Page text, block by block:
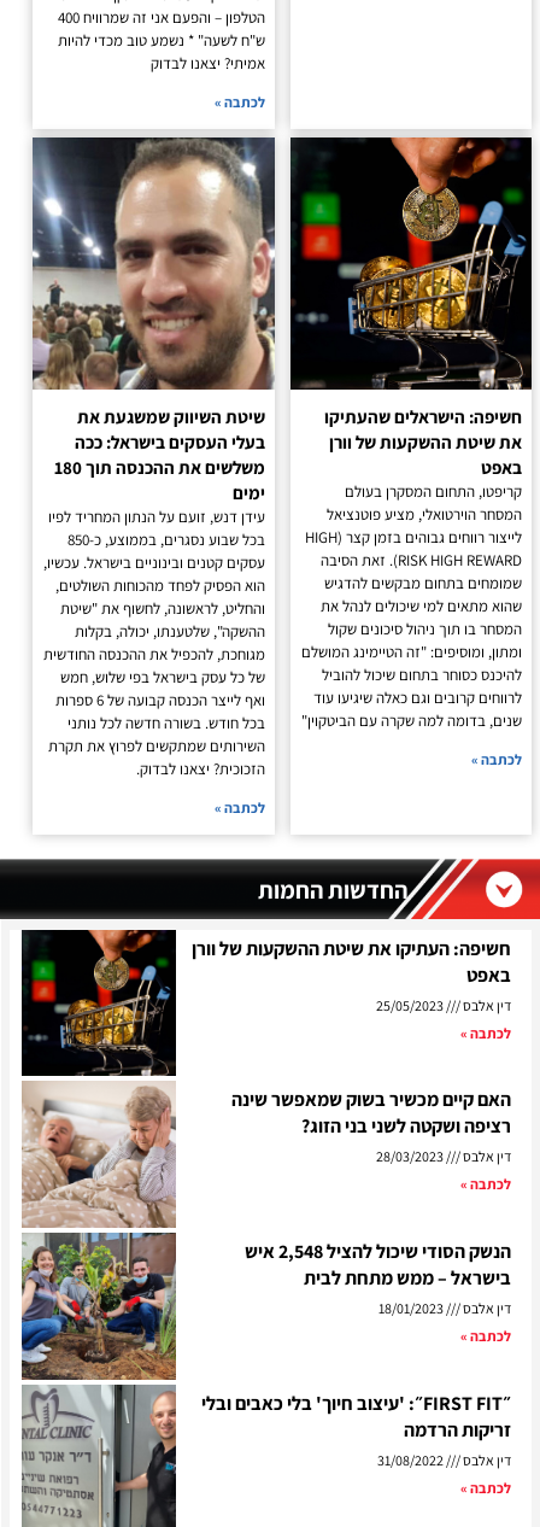
החדשות החמות
חשיפה: העתיקו את שיטת ההשקעות של וורן
באפט
דין אלבס
לכתבה »
האם קיים מכשיר בשוק שמאפשר שינה
רציפה ושקטה לשני בני הזוג?
דין אלבס
28/03/2023
לכתבה »
הנשק הסודי שיכול להציל 2,548 איש
בישראל – ממש מתחת לבית
דין אלבס
18/01/2023
לכתבה »
״FIRST FIT״: 'עיצוב חיוך' בלי כאבים ובלי
זריקות הרדמה
דין אלבס
לכתבה »
הטלפון – והפעם אני זה שמרוויח 400
ש"ח לשעה" * נשמע טוב מכדי להיות
אמיתי? יצאנו לבדוק
לכתבה »
חשיפה: הישראלים שהעתיקו
את שיטת ההשקעות של וורן
באפט
קריפטו, התחום המסקרן בעולם
המסחר הוירטואלי, מציע פוטנציאל
לייצור רווחים גבוהים בזמן קצר (HIGH
RISK HIGH REWARD). זאת הסיבה
שמומחים בתחום מבקשים להדגיש
שהוא מתאים למי שיכולים לנהל את
המסחר בו תוך ניהול סיכונים שקול
ומתון, ומוסיפים: "זה הטיימינג המושלם
להיכנס כסוחר בתחום שיכול להוביל
לרווחים קרובים וגם כאלה שיגיעו עוד
שנים, בדומה למה שקרה עם הביטקוין"
לכתבה »
שיטת השיווק שמשגעת את
בעלי העסקים בישראל: ככה
משלשים את ההכנסה תוך 180
ימים
עידן דנש, זועם על הנתון המחריד לפיו
בכל שבוע נסגרים, בממוצע, כ-850
עסקים קטנים ובינוניים בישראל. עכשיו,
הוא הפסיק לפחד מהכוחות השולטים,
והחליט, לראשונה, לחשוף את "שיטת
ההשקה", שלטענתו, יכולה, בקלות
מגוחכת, להכפיל את ההכנסה החודשית
של כל עסק בישראל בפי שלוש, חמש
ואף לייצר הכנסה קבועה של 6 ספרות
בכל חודש. בשורה חדשה לכל נותני
השירותים שמתקשים לפרוץ את תקרת
הזכוכית? יצאנו לבדוק.
לכתבה »